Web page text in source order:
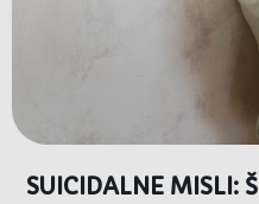
SUICIDALNE MISLI: